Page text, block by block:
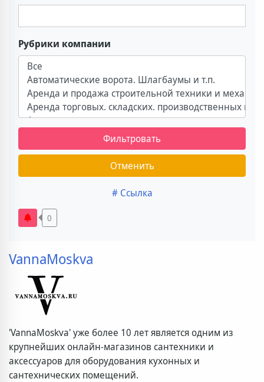
Рубрики компании
Фильтровать
Отменить
# Ссылка
0
VannaMoskva
'VannaMoskva' уже более 10 лет является одним из
крупнейших онлайн-магазинов сантехники и
аксессуаров для оборудования кухонных и
сантехнических помещений.